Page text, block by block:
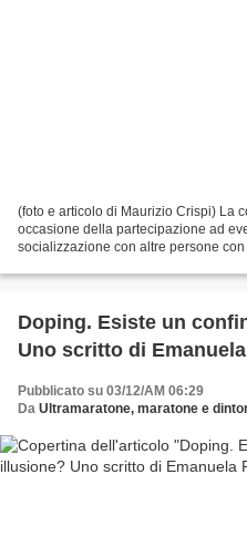
(foto e articolo di Maurizio Crispi) La
occasione della partecipazione ad
socializzazione con altre persone
Doping. Esiste un
Uno scritto di
Pubblicato su 03/12/AM 06:29
Da Ultramaratone, maratone e